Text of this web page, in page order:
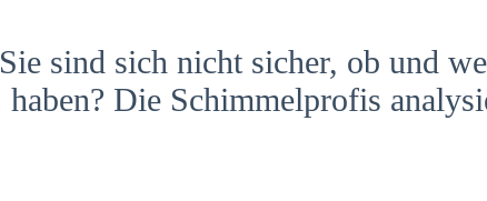
Sie sind sich nicht sicher, ob und
haben? Die Schimmelprofis